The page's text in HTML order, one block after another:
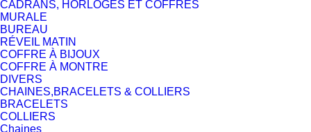
CADRANS, HORLOGES ET COFFRES
MURALE
BUREAU
RÉVEIL MATIN
COFFRE À BIJOUX
COFFRE À MONTRE
DIVERS
CHAINES,BRACELETS & COLLIERS
BRACELETS
COLLIERS
Chaines